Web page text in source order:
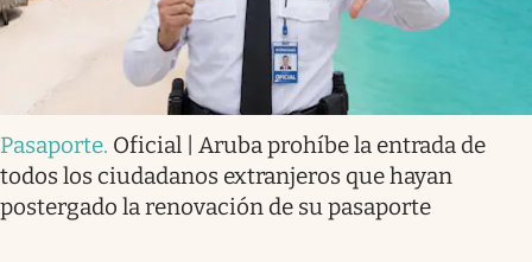
Pasaporte. Oficial | Aruba prohíbe la entrada de
todos los ciudadanos extranjeros que hayan
postergado la renovación de su pasaporte